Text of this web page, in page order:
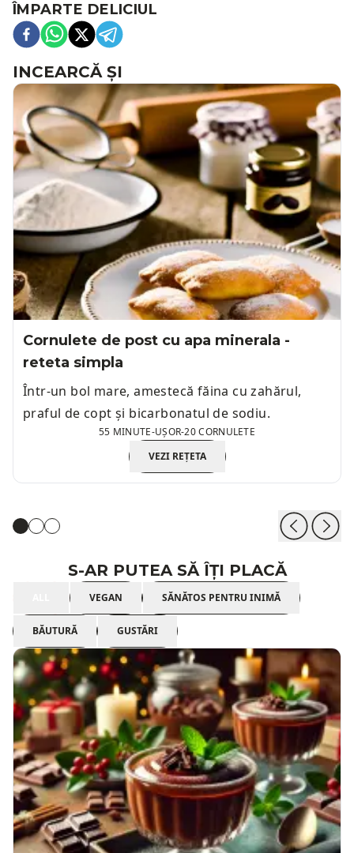
ÎMPARTE DELICIUL
INCEARCĂ ȘI
Cornulete de post cu apa minerala -
reteta simpla
Într-un bol mare, amestecă făina cu zahărul,
praful de copt și bicarbonatul de sodiu.
55 MINUTE-UȘOR-20 CORNULETE
VEZI REȚETA
S-AR PUTEA SĂ ÎȚI PLACĂ
VEGAN SĂNĂTOS PENTRU INIMĂ
BĂUTURĂ GUSTĂRI